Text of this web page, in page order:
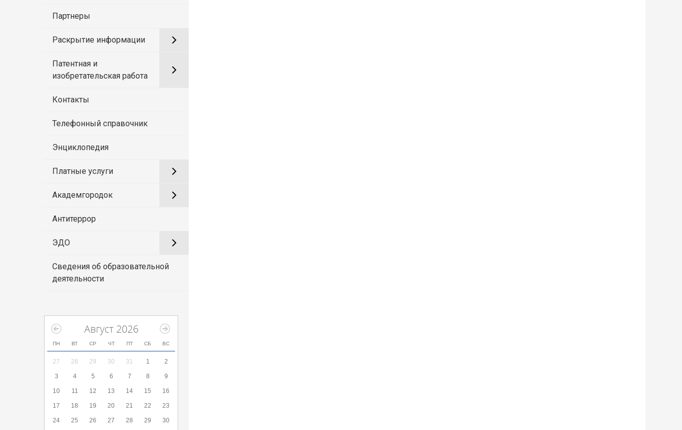
Партнеры
Раскрытие информации
Патентная и
изобретательская работа
Контакты
Телефонный справочник
Энциклопедия
Платные услуги
Академгородок
Антитеррор
ЭДО
Сведения об образовательной
деятельности
Август 2026
ПН ВТ СР ЧТ ПТ СБ ВС
27 28 29 30 31 1 2
3 4 5 6 7 8 9
10 11 12 13 14 15 16
17 18 19 20 21 22 23
24 25 26 27 28 29 30